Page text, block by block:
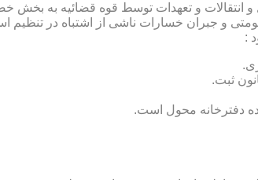
انتقالات و تعهدات توسط قوه قضائیه به
و جبران خسارات ناشی از اشتباه در
: